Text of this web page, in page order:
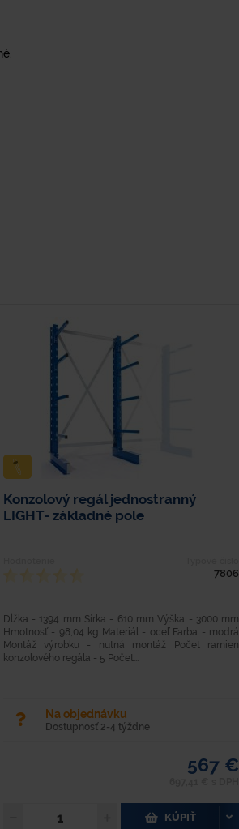
Konzolový regál jednostranný
LIGHT- základné pole
7806
Dĺžka - 1394 mm Šírka - 610 mm Výška - 3000 mm
Hmotnosť - 98,04 kg Materiál - oceľ Farba - modrá
Montáž výrobku - nutná montáž Počet ramien
konzolového regála - 5 Počet...
Na objednávku
Dostupnosť 2-4 týždne
567 €
KÚPIŤ